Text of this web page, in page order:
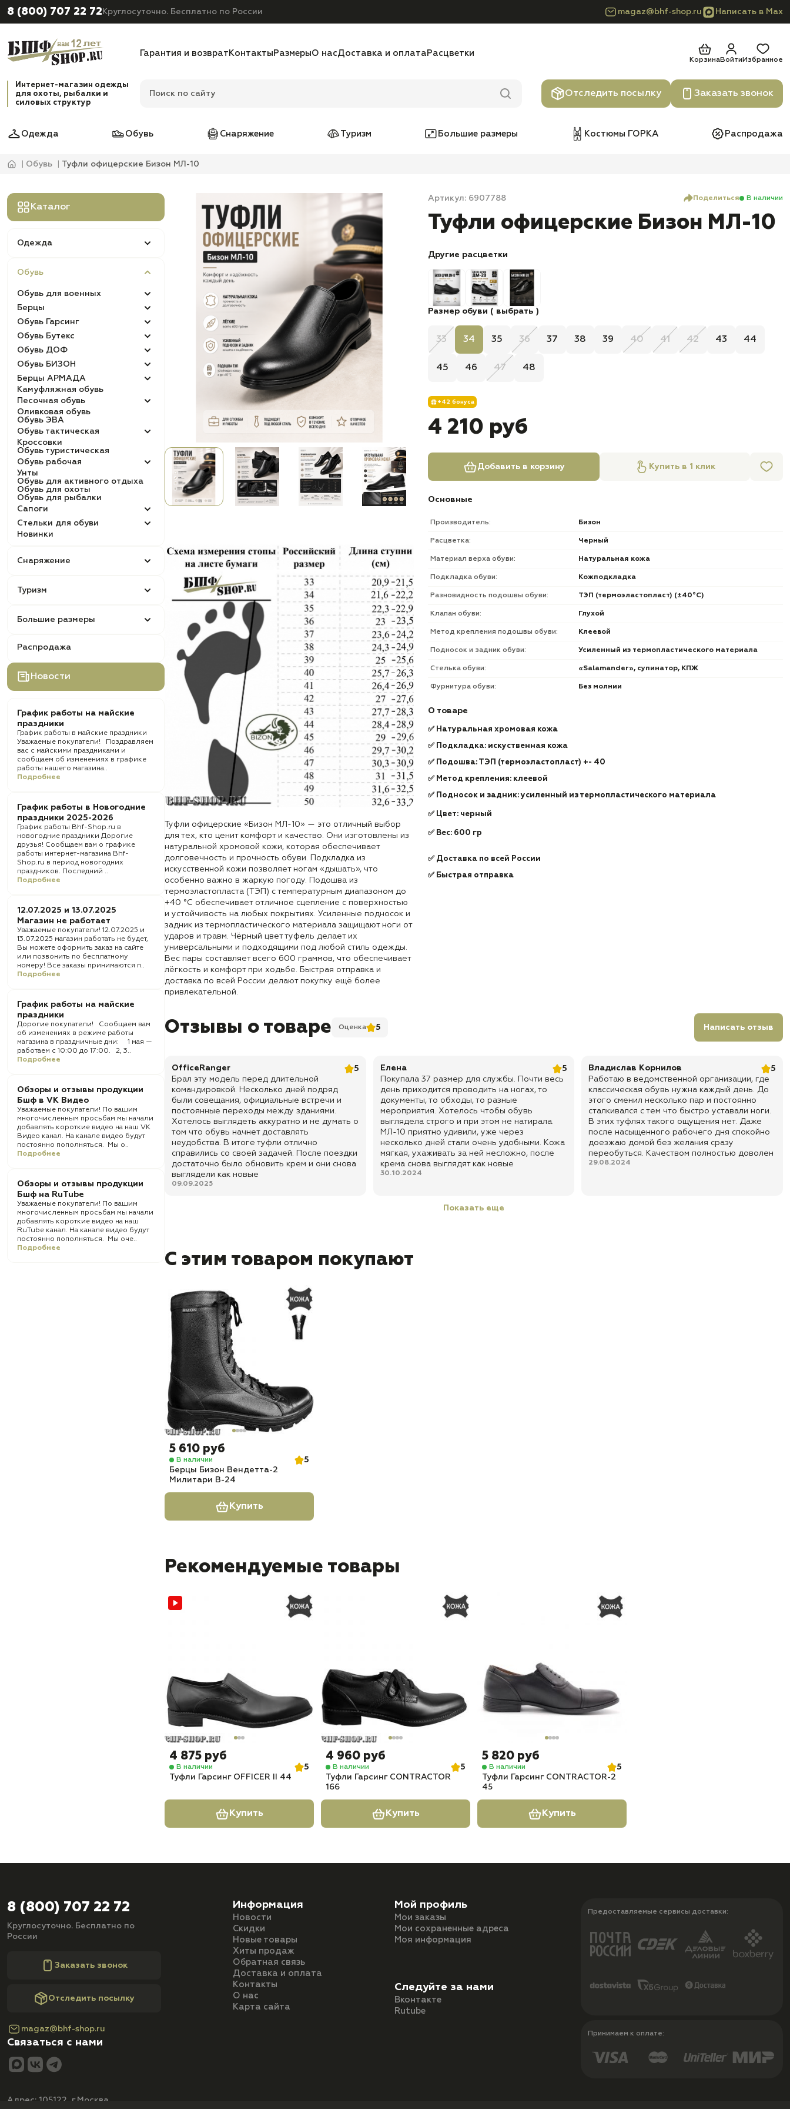
8 (800) 707 22 72 Круглосуточно. Бесплатно по России magaz@bhf-shop.ru Написать в Max
Гарантия и возврат Контакты РазмерыО насДоставка и оплата Расцветки
КорзинаВойти Избранное
Интернет-магазин одежды
для охоты, рыбалки и
силовых структур
Отследить посылку Заказать звонок
Одежда Обувь Снаряжение Туризм Большие размеры Костюмы ГОРКА Распродажа
Обувь Туфли офицерские Бизон МЛ-10
Каталог
Одежда
Обувь
Обувь для военных
Берцы
Обувь Гарсинг
Обувь Бутекс
Обувь ДОФ
Обувь БИЗОН
Берцы АРМАДА
Камуфляжная обувь
Песочная обувь
Оливковая обувь
Обувь ЭВА
Обувь тактическая
Кроссовки
Обувь туристическая
Обувь рабочая
Унты
Обувь для активного отдыха
Обувь для охоты
Обувь для рыбалки
Сапоги
Стельки для обуви
Новинки
Снаряжение
Туризм
Большие размеры
Распродажа
Новости
График работы на майские
праздники
График работы в майские праздники
Уважаемые покупатели! Поздравляем
вас с майскими праздниками и
сообщаем об изменениях в графике
работы нашего магазина..
Подробнее
График работы в Новогодние
праздники 2025-2026
График работы Bhf-Shop.ru в
новогодние праздники Дорогие
друзья! Сообщаем вам о графике
работы интернет-магазина Bhf-
Shop.ru в период новогодних
праздников. Последний ..
Подробнее
12.07.2025 и 13.07.2025
Магазин не работает
Уважаемые покупатели! 12.07.2025 и
13.07.2025 магазин работать не будет,
Вы можете оформить заказ на сайте
или позвонить по бесплатному
номеру! Все заказы принимаются п..
Подробнее
График работы на майские
праздники
Дорогие покупатели! Сообщаем вам
об изменениях в режиме работы
магазина в праздничные дни: 1 мая —
работаем с 10:00 до 17:00. 2, 3..
Подробнее
Обзоры и отзывы продукции
Бшф в VK Видео
Уважаемые покупатели! По вашим
многочисленным просьбам мы начали
добавлять короткие видео на наш VK
Видео канал. На канале видео будут
постоянно пополняться. Мы о..
Подробнее
Обзоры и отзывы продукции
Бшф на RuTube
Уважаемые покупатели! По вашим
многочисленным просьбам мы начали
добавлять короткие видео на наш
RuTube канал. На канале видео будут
постоянно пополняться. Мы оче..
Подробнее
Туфли офицерские «Бизон МЛ-10» — это отличный выбор
для тех, кто ценит комфорт и качество. Они изготовлены из
натуральной хромовой кожи, которая обеспечивает
долговечность и прочность обуви. Подкладка из
искусственной кожи позволяет ногам «дышать», что
особенно важно в жаркую погоду. Подошва из
термоэластопласта (ТЭП) с температурным диапазоном до
+40 °C обеспечивает отличное сцепление с поверхностью
и устойчивость на любых покрытиях. Усиленные подносок и
задник из термопластического материала защищают ноги от
ударов и травм. Чёрный цвет туфель делает их
универсальными и подходящими под любой стиль одежды.
Вес пары составляет всего 600 граммов, что обеспечивает
лёгкость и комфорт при ходьбе. Быстрая отправка и
доставка по всей России делают покупку ещё более
привлекательной.
Артикул: 6907788 Поделиться В наличии
Туфли офицерские Бизон МЛ-10
Другие расцветки
Размер обуви ( выбрать )
33 34 35 36 37 38 39 40 41 42 43 44
45 46 47 48
+42 бонуса
4 210 руб
Добавить в корзину Купить в 1 клик
Основные
Производитель: Бизон
Расцветка: Черный
Материал верха обуви: Натуральная кожа
Подкладка обуви: Кожподкладка
Разновидность подошвы обуви: ТЭП (термоэластопласт) (±40°С)
Клапан обуви: Глухой
Метод крепления подошвы обуви: Клеевой
Подносок и задник обуви: Усиленный из термопластического материала
Стелька обуви: «Salamander», супинатор, КПЖ
Фурнитура обуви: Без молнии
О товаре
✅ Натуральная хромовая кожа
✅ Подкладка: искуственная кожа
✅ Подошва: ТЭП (термоэластопласт) +- 40
✅ Метод крепления: клеевой
✅ Подносок и задник: усиленный из термопластического материала
✅ Цвет: черный
✅ Вес: 600 гр
✅ Доставка по всей России
✅ Быстрая отправка
Отзывы о товаре Оценка 5 Написать отзыв
OfficeRanger
5
Брал эту модель перед длительной
командировкой. Несколько дней подряд
были совещания, официальные встречи и
постоянные переходы между зданиями.
Хотелось выглядеть аккуратно и не думать о
том что обувь начнет доставлять
неудобства. В итоге туфли отлично
справились со своей задачей. После поездки
достаточно было обновить крем и они снова
выглядели как новые
09.09.2025
Елена
5
Покупала 37 размер для службы. Почти весь
день приходится проводить на ногах, то
документы, то обходы, то разные
мероприятия. Хотелось чтобы обувь
выглядела строго и при этом не натирала.
МЛ-10 приятно удивили, уже через
несколько дней стали очень удобными. Кожа
мягкая, ухаживать за ней несложно, после
крема снова выглядят как новые
30.10.2024
Владислав Корнилов
5
Работаю в ведомственной организации, где
классическая обувь нужна каждый день. До
этого сменил несколько пар и постоянно
сталкивался с тем что быстро уставали ноги.
В этих туфлях такого ощущения нет. Даже
после насыщенного рабочего дня спокойно
доезжаю домой без желания сразу
переобуться. Качеством полностью доволен
29.08.2024
Показать еще
С этим товаром покупают
5 610 руб
В наличии
5
Берцы Бизон Вендетта-2
Милитари В-24
Купить
Рекомендуемые товары
4 875 руб
В наличии
5
Туфли Гарсинг OFFICER II 44
Купить
4 960 руб
В наличии
5
Туфли Гарсинг CONTRACTOR
166
Купить
5 820 руб
В наличии
5
Туфли Гарсинг CONTRACTOR-2
45
Купить
8 (800) 707 22 72
Круглосуточно. Бесплатно по
России
Заказать звонок
Отследить посылку
magaz@bhf-shop.ru
Связаться с нами
Адрес: 105122, г.Москва,
Информация
Новости
Скидки
Новые товары
Хиты продаж
Обратная связь
Доставка и оплата
Контакты
О нас
Карта сайта
Мой профиль
Мои заказы
Мои сохраненные адреса
Моя информация
Следуйте за нами
Вконтакте
Rutube
Предоставляемые сервисы доставки:
Принимаем к оплате: